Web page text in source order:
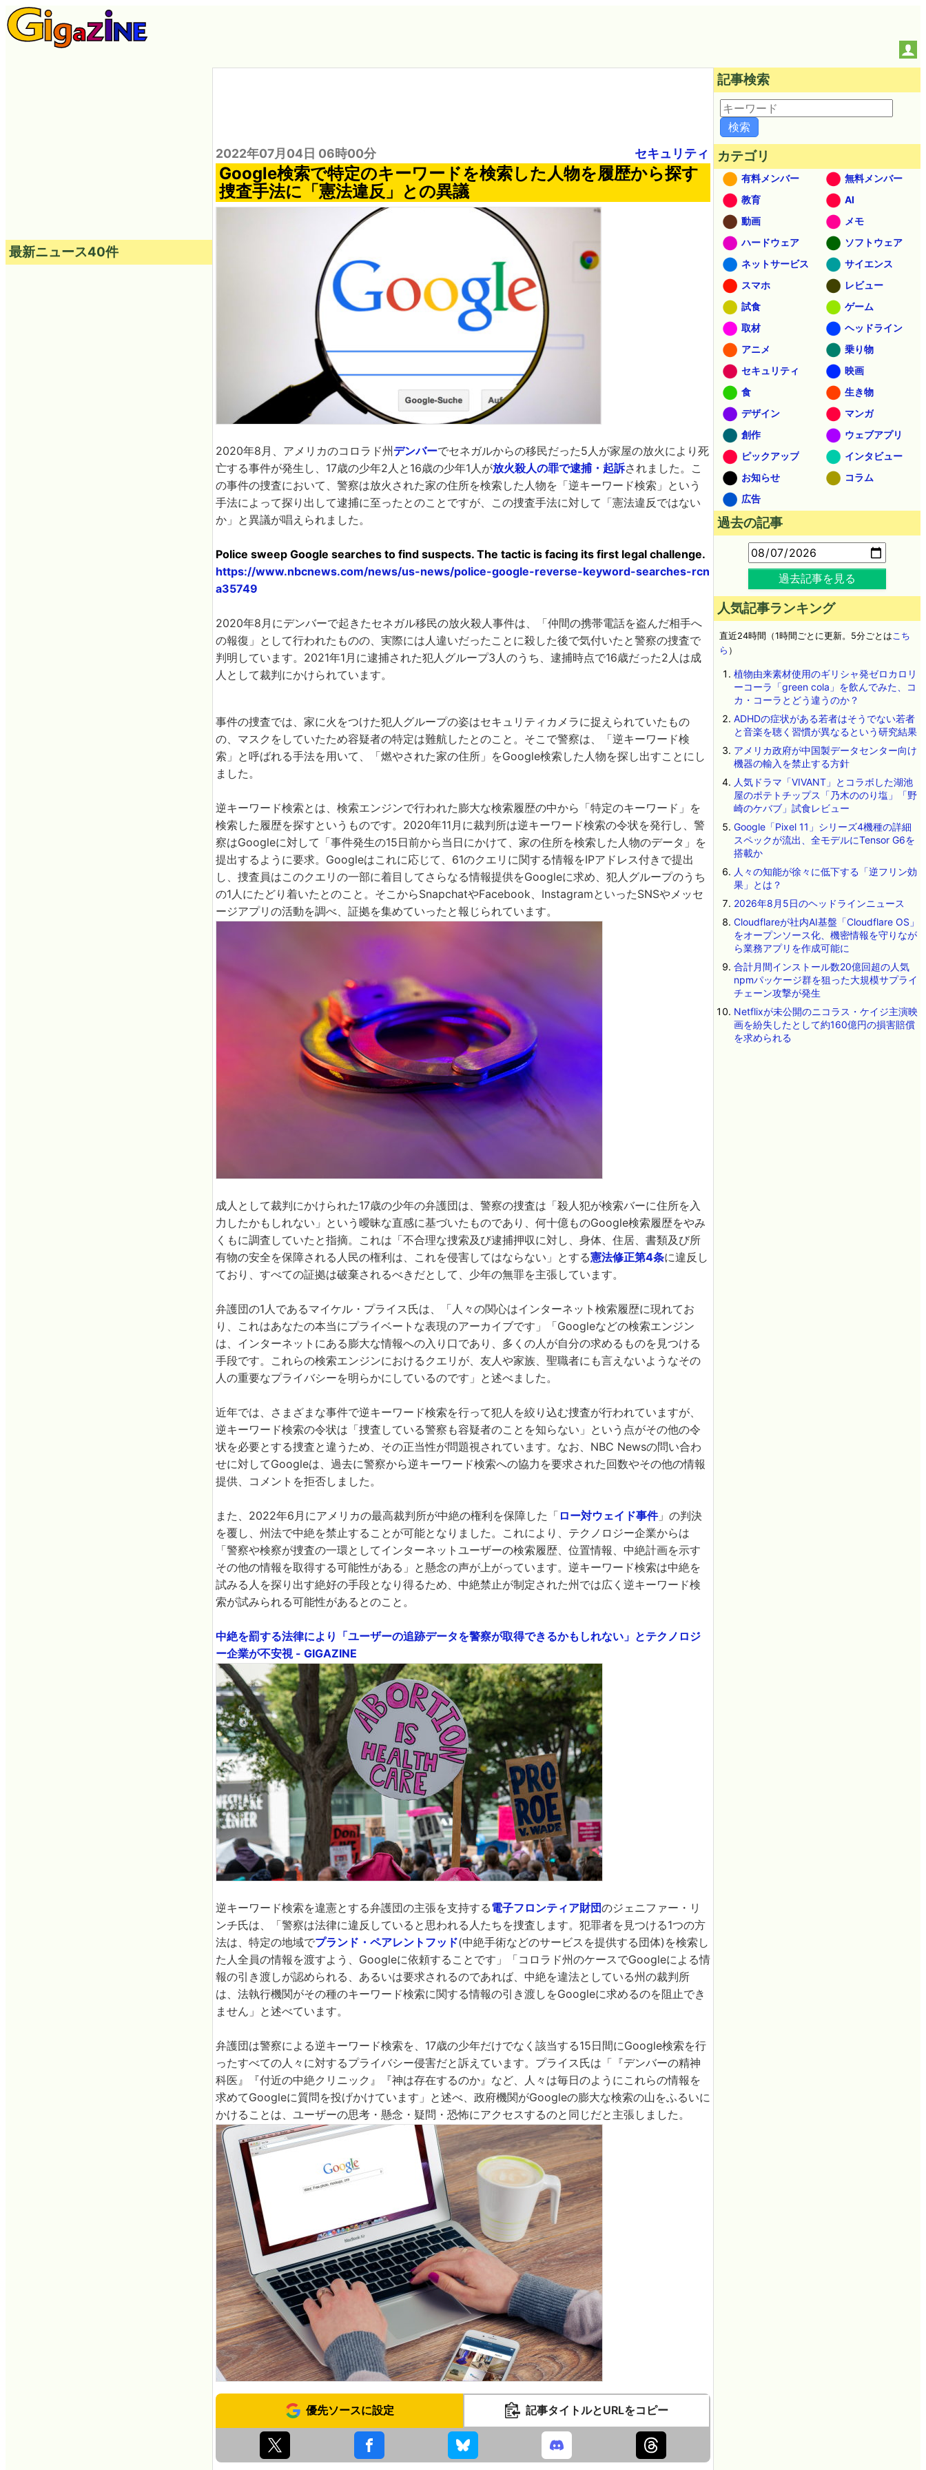
2022年07月04日 06時00分 セキュリティ
Google検索で特定のキーワードを検索した人物を履歴から探す
捜査手法に「憲法違反」との異議
2020年8月、アメリカのコロラド州デンバーでセネガルからの移民だった5人が家屋の放火により死
亡する事件が発生し、17歳の少年2人と16歳の少年1人が放火殺人の罪で逮捕・起訴されました。こ
の事件の捜査において、警察は放火された家の住所を検索した人物を「逆キーワード検索」という
手法によって探り出して逮捕に至ったとのことですが、この捜査手法に対して「憲法違反ではない
か」と異議が唱えられました。
Police sweep Google searches to find suspects. The tactic is facing its first legal challenge.
https://www.nbcnews.com/news/us-news/police-google-reverse-keyword-searches-rcn
a35749
2020年8月にデンバーで起きたセネガル移民の放火殺人事件は、「仲間の携帯電話を盗んだ相手へ
の報復」として行われたものの、実際には人違いだったことに殺した後で気付いたと警察の捜査で
判明しています。2021年1月に逮捕された犯人グループ3人のうち、逮捕時点で16歳だった2人は成
人として裁判にかけられています。
事件の捜査では、家に火をつけた犯人グループの姿はセキュリティカメラに捉えられていたもの
の、マスクをしていたため容疑者の特定は難航したとのこと。そこで警察は、「逆キーワード検
索」と呼ばれる手法を用いて、「燃やされた家の住所」をGoogle検索した人物を探し出すことにし
ました。
逆キーワード検索とは、検索エンジンで行われた膨大な検索履歴の中から「特定のキーワード」を
検索した履歴を探すというものです。2020年11月に裁判所は逆キーワード検索の令状を発行し、警
察はGoogleに対して「事件発生の15日前から当日にかけて、家の住所を検索した人物のデータ」を
提出するように要求。Googleはこれに応じて、61のクエリに関する情報をIPアドレス付きで提出
し、捜査員はこのクエリの一部に着目してさらなる情報提供をGoogleに求め、犯人グループのうち
の1人にたどり着いたとのこと。そこからSnapchatやFacebook、InstagramといったSNSやメッセ
ージアプリの活動を調べ、証拠を集めていったと報じられています。
成人として裁判にかけられた17歳の少年の弁護団は、警察の捜査は「殺人犯が検索バーに住所を入
力したかもしれない」という曖昧な直感に基づいたものであり、何十億ものGoogle検索履歴をやみ
くもに調査していたと指摘。これは「不合理な捜索及び逮捕押収に対し、身体、住居、書類及び所
有物の安全を保障される人民の権利は、これを侵害してはならない」とする憲法修正第4条に違反し
ており、すべての証拠は破棄されるべきだとして、少年の無罪を主張しています。
弁護団の1人であるマイケル・プライス氏は、「人々の関心はインターネット検索履歴に現れてお
り、これはあなたの本当にプライベートな表現のアーカイブです」「Googleなどの検索エンジン
は、インターネットにある膨大な情報への入り口であり、多くの人が自分の求めるものを見つける
手段です。これらの検索エンジンにおけるクエリが、友人や家族、聖職者にも言えないようなその
人の重要なプライバシーを明らかにしているのです」と述べました。
近年では、さまざまな事件で逆キーワード検索を行って犯人を絞り込む捜査が行われていますが、
逆キーワード検索の令状は「捜査している警察も容疑者のことを知らない」という点がその他の令
状を必要とする捜査と違うため、その正当性が問題視されています。なお、NBC Newsの問い合わ
せに対してGoogleは、過去に警察から逆キーワード検索への協力を要求された回数やその他の情報
提供、コメントを拒否しました。
また、2022年6月にアメリカの最高裁判所が中絶の権利を保障した「 ロー対ウェイド事件」の判決
を覆し、州法で中絶を禁止することが可能となりました。これにより、テクノロジー企業からは
「警察や検察が捜査の一環としてインターネットユーザーの検索履歴、位置情報、中絶計画を示す
その他の情報を取得する可能性がある」と懸念の声が上がっています。逆キーワード検索は中絶を
試みる人を探り出す絶好の手段となり得るため、中絶禁止が制定された州では広く逆キーワード検
索が試みられる可能性があるとのこと。
中絶を罰する法律により「ユーザーの追跡データを警察が取得できるかもしれない」とテクノロジ
ー企業が不安視 - GIGAZINE
逆キーワード検索を違憲とする弁護団の主張を支持する電子フロンティア財団のジェニファー・リ
ンチ氏は、「警察は法律に違反していると思われる人たちを捜査します。犯罪者を見つける1つの方
法は、特定の地域でプランド・ペアレントフッド(中絶手術などのサービスを提供する団体)を検索し
た人全員の情報を渡すよう、Googleに依頼することです」「コロラド州のケースでGoogleによる情
報の引き渡しが認められる、あるいは要求されるのであれば、中絶を違法としている州の裁判所
は、法執行機関がその種のキーワード検索に関する情報の引き渡しをGoogleに求めるのを阻止でき
ません」と述べています。
弁護団は警察による逆キーワード検索を、17歳の少年だけでなく該当する15日間にGoogle検索を行
ったすべての人々に対するプライバシー侵害だと訴えています。プライス氏は「『デンバーの精神
科医』『付近の中絶クリニック』『神は存在するのか』など、人々は毎日のようにこれらの情報を
求めてGoogleに質問を投げかけています」と述べ、政府機関がGoogleの膨大な検索の山をふるいに
かけることは、ユーザーの思考・懸念・疑問・恐怖にアクセスするのと同じだと主張しました。
優先ソースに設定 記事タイトルとURLをコピー
最新ニュース40件
記事検索
カテゴリ
有料メンバー
無料メンバー
教育
AI
動画
メモ
ハードウェア
ソフトウェア
ネットサービス
サイエンス
スマホ
レビュー
試食
ゲーム
取材
ヘッドライン
アニメ
乗り物
セキュリティ
映画
食
生き物
デザイン
マンガ
創作
ウェブアプリ
ピックアップ
インタビュー
お知らせ
コラム
広告
過去の記事
過去記事を見る
人気記事ランキング
直近24時間（1時間ごとに更新。5分ごとはこち
ら ）
植物由来素材使用のギリシャ発ゼロカロリ
ーコーラ「green cola」を飲んでみた、コ
カ・コーラとどう違うのか？
ADHDの症状がある若者はそうでない若者
と音楽を聴く習慣が異なるという研究結果
アメリカ政府が中国製データセンター向け
機器の輸入を禁止する方針
人気ドラマ「VIVANT」とコラボした湖池
屋のポテトチップス「乃木ののり塩」「野
崎のケバブ」試食レビュー
Google「Pixel 11」シリーズ4機種の詳細
スペックが流出、全モデルにTensor G6を
搭載か
人々の知能が徐々に低下する「逆フリン効
果」とは？
2026年8月5日のヘッドラインニュース
Cloudflareが社内AI基盤「Cloudflare OS」
をオープンソース化、機密情報を守りなが
ら業務アプリを作成可能に
合計月間インストール数20億回超の人気
npmパッケージ群を狙った大規模サプライ
チェーン攻撃が発生
Netflixが未公開のニコラス・ケイジ主演映
画を紛失したとして約160億円の損害賠償
を求められる